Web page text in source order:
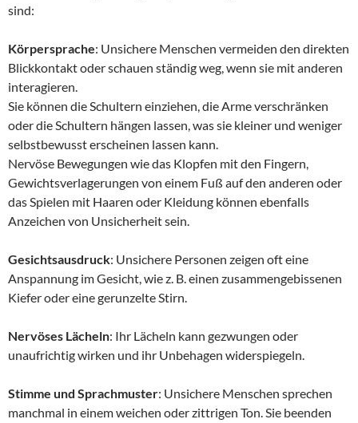
sind:
Körpersprache: Unsichere Menschen vermeiden den direkten
Blickkontakt oder schauen ständig weg, wenn sie mit anderen
interagieren.
Sie können die Schultern einziehen, die Arme verschränken
oder die Schultern hängen lassen, was sie kleiner und weniger
selbstbewusst erscheinen lassen kann.
Nervöse Bewegungen wie das Klopfen mit den Fingern,
Gewichtsverlagerungen von einem Fuß auf den anderen oder
das Spielen mit Haaren oder Kleidung können ebenfalls
Anzeichen von Unsicherheit sein.
Gesichtsausdruck: Unsichere Personen zeigen oft eine
Anspannung im Gesicht, wie z. B. einen zusammengebissenen
Kiefer oder eine gerunzelte Stirn.
Nervöses Lächeln: Ihr Lächeln kann gezwungen oder
unaufrichtig wirken und ihr Unbehagen widerspiegeln.
Stimme und Sprachmuster: Unsichere Menschen sprechen
manchmal in einem weichen oder zittrigen Ton. Sie beenden